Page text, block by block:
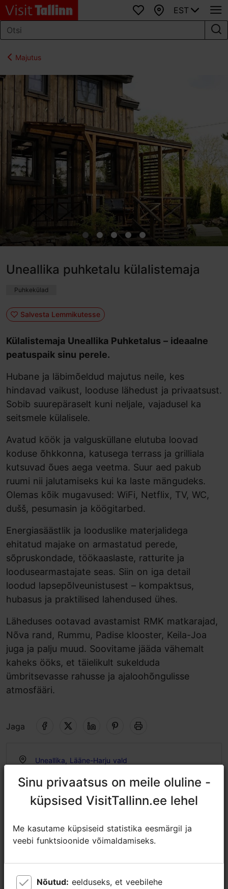
Lemmikud
Kaart
EST
Majutus
Uneallika puhketalu külalistemaja
Puhkekülad
Salvesta Lemmikutesse
Külalistemaja Uneallika Puhketalus – ideaalne
peatuspaik sinu perele.
Hubane ja läbimõeldud majutus neile, kes
hindavad vaikust, looduse lähedust ja privaatsust.
Sobib suurepäraselt kuni neljale, vajadusel ka
seitsmele külalisele.
Avatud köök ja valgusküllane elutuba loovad
koduse õhkkonna, katusega terrass ja grilliala
kutsuvad õues aega veetma. Suur aed pakub
ruumi nii jalutamiseks kui ka laste mängudeks.
Olemas kõik mugavused: WiFi, Netflix, TV, WC,
dušš, pesumasin ja köögitarbed.
Energiasäästlik ja looduslike materjalidega
ehitatud majake on armastatud perede,
sõpruskondade, töökaaslaste, ratturite ja
loodusearmastajate seas. Siin on iga detail
loodud lapsepõlveunistusest – kompaktsus,
hubasus ja praktilised lahendused ühes.
Läheduses ootavad avastamist RMK matkarajad,
Nõva rand, Rummu, Padise klooster, Keila-Joa
juga ja palju muud. Soovitame jääda vähemalt
kaheks ööks, et täielikult sukelduda
ümbritsevasse rahusse ja ajaloohõngulisse
atmosfääri.
Jaga
Uneallika, Lääne-Harju vald
01.04–31.10
Avatud ainult ettetellimisel
Loe lähemalt
https://uneallika.ee
Sinu privaatsus on meile oluline -
küpsised VisitTallinn.ee lehel
Me kasutame küpsiseid statistika eesmärgil ja
veebi funktsioonide võimaldamiseks.
Nõutud:
Sinu privaatsus on meile oluline -
küpsised VisitTallinn.ee lehel
Me kasutame küpsiseid statistika eesmärgil ja
veebi funktsioonide võimaldamiseks.
Nõutud: